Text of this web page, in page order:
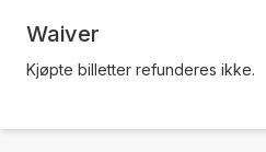
Waiver
Kjøpte billetter refunderes ikke.